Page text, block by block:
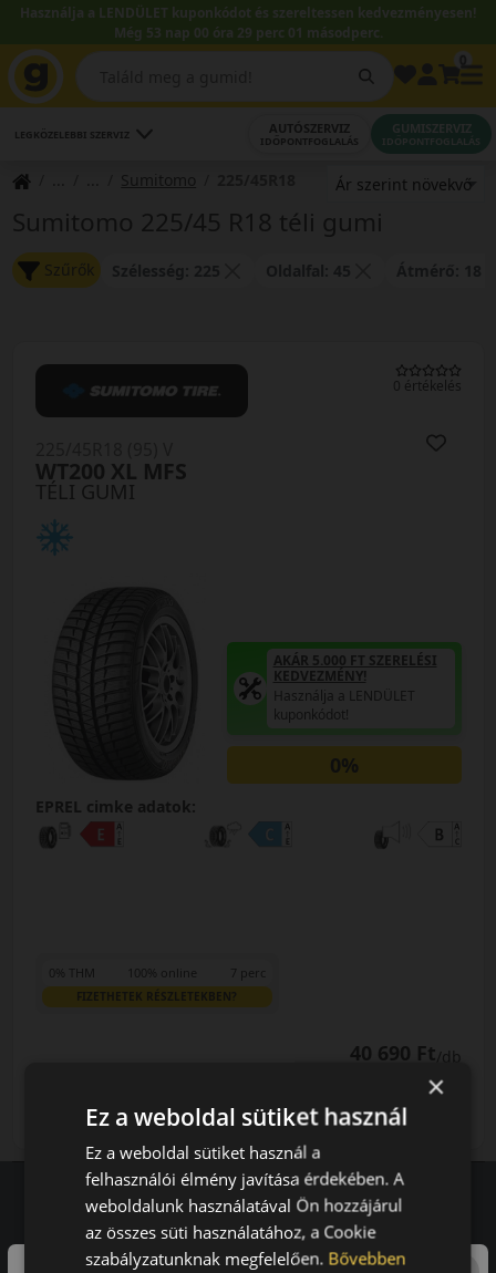
Használja a LENDÜLET kuponkódot és szereltessen kedvezményesen!
Még 53 nap 00 óra 29 perc 01 másodperc.
LEGKÖZELEBBI SZERVIZ AUTÓSZERVIZ
IDŐPONTFOGLALÁS
GUMISZERVIZ
IDŐPONTFOGLALÁS
Sumitomo
Sumitomo 225/45 R18 téli gumi
Szűrők
0 értékelés
TÉLI GUMI
WT200 XL MFS
AKÁR 5.000 FT SZERELÉSI
KEDVEZMÉNY!
Használja a LENDÜLET
kuponkódot!
0%
EPREL cimke adatok:
0% THM 100% online 7 perc
FIZETHETEK RÉSZLETEKBEN?
40 690 Ft/db
Kuponkód másolása
db KOSÁRBA
Vásárlói vélemények
×
Ez a weboldal sütiket használ
Ez a weboldal sütiket használ a
felhasználói élmény javítása érdekében. A
weboldalunk használatával Ön hozzájárul
az összes süti használatához, a Cookie
szabályzatunknak megfelelően. Bővebben